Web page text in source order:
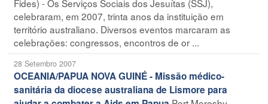
Fides) - Os Serviços Sociais dos Jesuítas (SSJ),
celebraram, em 2007, trinta anos da instituição em
território australiano. Diversos eventos marcaram as
celebrações: congressos, encontros de or ...
28 Setembro 2007
OCEANIA/PAPUA NOVA GUINÉ - Missão médico-
sanitária da diocese australiana de Lismore para